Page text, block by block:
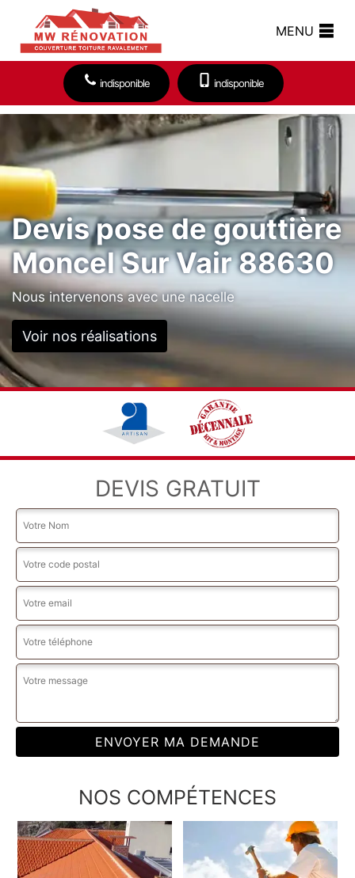
MENU
indisponible indisponible
Devis pose de gouttière
Moncel Sur Vair 88630
Nous intervenons avec une nacelle
Voir nos réalisations
DEVIS GRATUIT
NOS COMPÉTENCES